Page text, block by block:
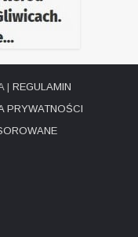
| REGULAMIN
PRYWATNOŚCI